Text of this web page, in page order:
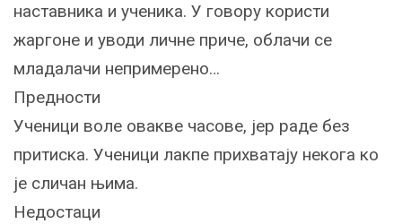
наставника и ученика. У говору користи
жаргоне и уводи личне приче, облачи се
младалачи непримерено…
Предности
Ученици воле овакве часове, јер раде без
притиска. Ученици лакпе прихватају некога ко
је сличан њима.
Недостаци